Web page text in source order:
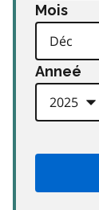
Mois
Anneé